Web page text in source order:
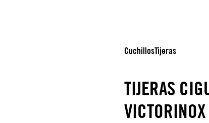
CuchillosTijeras
TIJERAS
VICTORINOX